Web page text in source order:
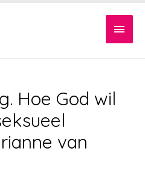
Hoe God wil
van